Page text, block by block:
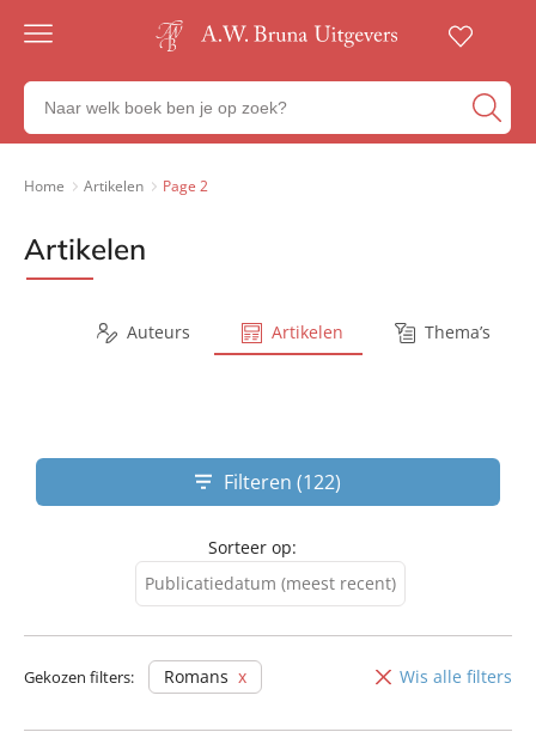
Gratis
23:00
besteld,
werkdag
Veilig
betalen
retourneren
Zoeken
naar
boeken,
Home Artikelen Page 2
Artikelen
Auteurs Artikelen Thema’s
Filteren (122)
Sorteer op:
Publicatiedatum (meest recent)
Publicatiedatum (minst
Gekozen filters: Romans Wis alle filters